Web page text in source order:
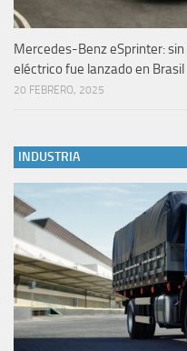
Mercedes-Benz eSprinter:
eléctrico fue lanzado en Brasil
20 FEBRERO, 2025
INDUSTRIA